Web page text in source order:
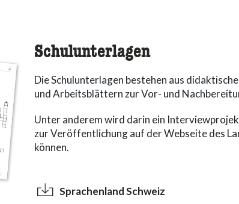
Schulunterlagen
Die Schulunterlagen bestehen aus
und Arbeitsblättern zur Vor- und
Unter anderem wird darin ein
zur Veröffentlichung auf der Webseite des
können.
Sprachenland Schweiz